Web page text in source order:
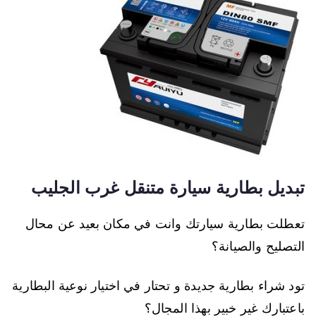
تبديل بطارية سيارة متنقل غرب الجليب
تعطلت بطارية سيارتك وانت في مكان بعيد عن محال
التصليح والصيانة؟
تود شراء بطارية جديدة و تحتار في اختيار نوعية البطارية
باعتبارك غير خبير بهذا المجال؟